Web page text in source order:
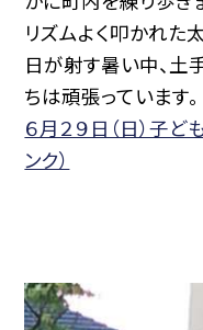
リズムよく叩かれた
日が射す暑い中、土
ちは頑張っています。
６月２９日（日）子
ンク）